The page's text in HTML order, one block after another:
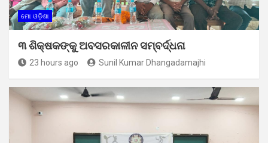
ମୋ ଓଡ଼ିଶା
୩ ଶିକ୍ଷକଙ୍କୁ ଅବସରକାଳୀନ ସମ୍ବର୍ଦ୍ଧନା
23 hours ago Sunil Kumar Dhangadamajhi